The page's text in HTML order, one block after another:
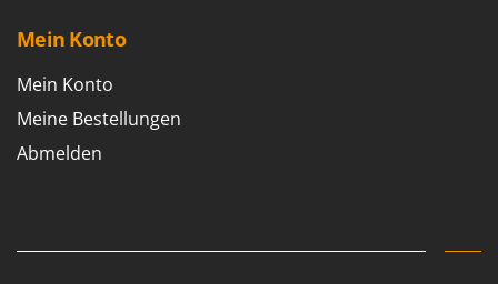
V
Vakuumiergeräte
Vertikutierer
Vogelscheuchen - Vogelabwehr
Wasserpumpen für Traktoren
Kasco
Keter
KitchenAid
L
Mein Konto
Mein Konto
Meine Bestellungen
Abmelden